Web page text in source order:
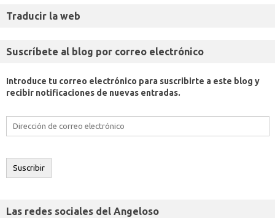
Traducir la web
Suscríbete al blog por correo electrónico
Introduce tu correo electrónico para suscribirte a este blog y
recibir notificaciones de nuevas entradas.
Dirección
electrónico
Suscribir
Las redes sociales del Angeloso